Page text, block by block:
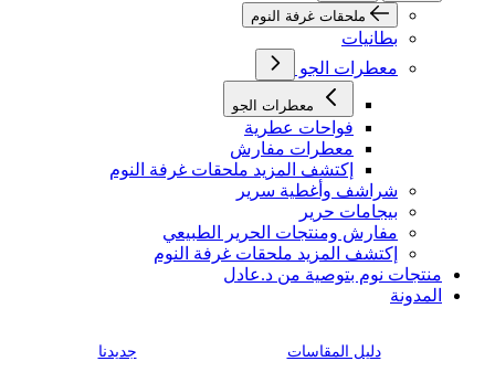
ملحقات غرفة النوم
بطانيات
معطرات الجو
معطرات الجو
فواحات عطرية
معطرات مفارش
إكتشف المزيد ملحقات غرفة النوم
شراشف وأغطية سرير
بيجامات حرير
مفارش ومنتجات الحرير الطبيعي
إكتشف المزيد ملحقات غرفة النوم
منتجات نوم بتوصية من د.عادل
المدونة
دليل المقاسات جديدنا